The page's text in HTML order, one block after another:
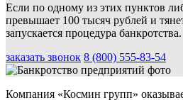
Если по одному из этих пунктов
превышает 100 тысяч рублей и
запускается процедура банкротства.
заказать звонок 8 (800) 555-83-54
Компания «Космин групп»